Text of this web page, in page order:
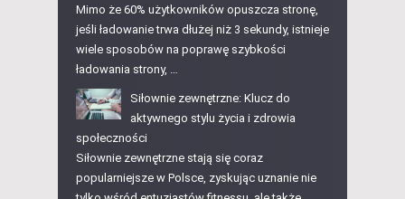
Mimo że 60% użytkowników opuszcza stronę,
jeśli ładowanie trwa dłużej niż 3 sekundy, istnieje
wiele sposobów na poprawę szybkości
ładowania strony, …
Siłownie zewnętrzne: Klucz do
aktywnego stylu życia i zdrowia
społeczności
Siłownie zewnętrzne stają się coraz
popularniejsze w Polsce, zyskując uznanie nie